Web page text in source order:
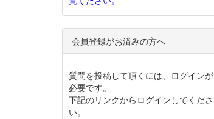
会員登録がお済みの方へ
質問を投稿して頂くには、ログインが
必要です。
下記のリンクからログインしてくださ
い。